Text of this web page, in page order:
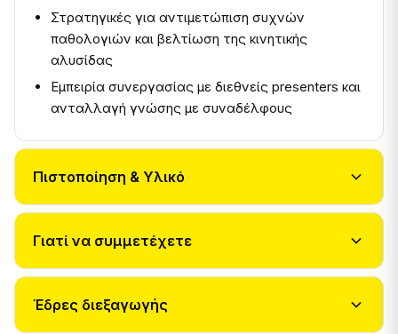
Στρατηγικές για αντιμετώπιση συχνών
παθολογιών και βελτίωση της κινητικής
αλυσίδας
Εμπειρία συνεργασίας με διεθνείς presenters και
ανταλλαγή γνώσης με συναδέλφους
Πιστοποίηση & Υλικό
Γιατί να συμμετέχετε
Έδρες διεξαγωγής